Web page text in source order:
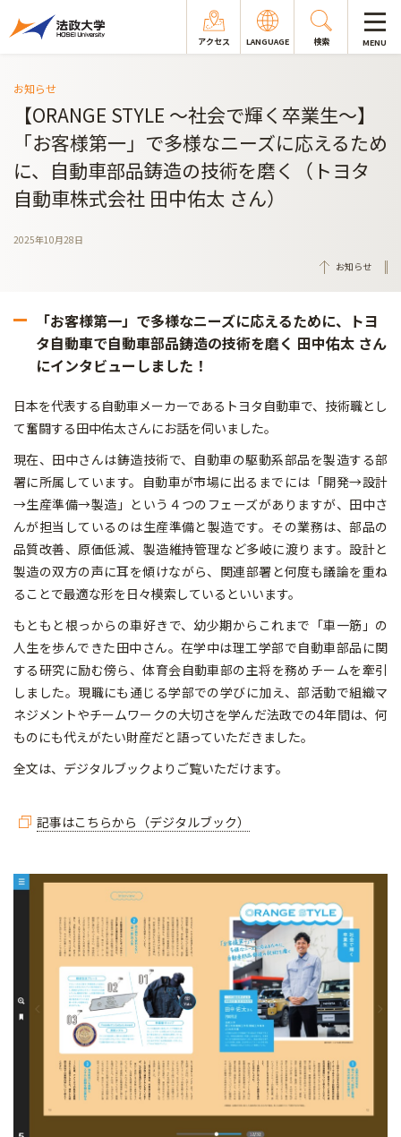
アクセス LANGUAGE 検索 MENU
お知らせ
【ORANGE STYLE ～社会で輝く卒業生～】
「お客様第一」で多様なニーズに応えるため
に、自動車部品鋳造の技術を磨く（トヨタ
自動車株式会社 田中佑太 さん）
2025年10月28日
お知らせ
「お客様第一」で多様なニーズに応えるために、トヨ
タ自動車で自動車部品鋳造の技術を磨く 田中佑太 さん
にインタビューしました！
日本を代表する自動車メーカーであるトヨタ自動車で、技術職とし
て奮闘する田中佑太さんにお話を伺いました。
現在、田中さんは鋳造技術で、自動車の駆動系部品を製造する部
署に所属しています。自動車が市場に出るまでには「開発→設計
→生産準備→製造」という４つのフェーズがありますが、田中さ
んが担当しているのは生産準備と製造です。その業務は、部品の
品質改善、原価低減、製造維持管理など多岐に渡ります。設計と
製造の双方の声に耳を傾けながら、関連部署と何度も議論を重ね
ることで最適な形を日々模索しているといいます。
もともと根っからの車好きで、幼少期からこれまで「車一筋」の
人生を歩んできた田中さん。在学中は理工学部で自動車部品に関
する研究に励む傍ら、体育会自動車部の主将を務めチームを牽引
しました。現職にも通じる学部での学びに加え、部活動で組織マ
ネジメントやチームワークの大切さを学んだ法政での4年間は、何
ものにも代えがたい財産だと語っていただきました。
全文は、デジタルブックよりご覧いただけます。
記事はこちらから（デジタルブック）